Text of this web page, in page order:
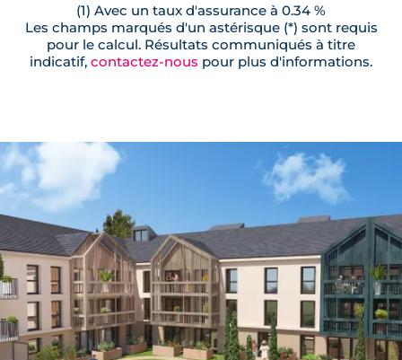
(1) Avec un taux d'assurance à 0.34 %
Les champs marqués d'un astérisque (*) sont requis
pour le calcul. Résultats communiqués à titre
indicatif, contactez-nous pour plus d'informations.